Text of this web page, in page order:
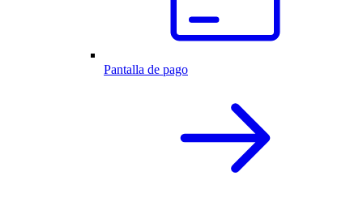
Pantalla de pago